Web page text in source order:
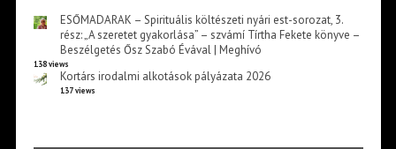
ESŐMADARAK – Spirituális költészeti nyári est-sorozat, 3.
rész: „A szeretet gyakorlása” – szvámí Tírtha Fekete könyve –
Beszélgetés Ősz Szabó Évával | Meghívó
138 views
Kortárs irodalmi alkotások pályázata 2026
137 views